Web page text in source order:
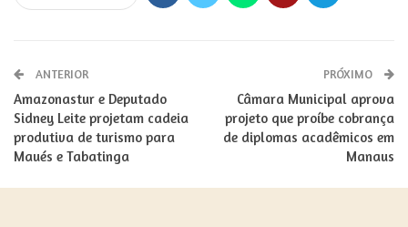
ANTERIOR
Amazonastur e Deputado
Sidney Leite projetam cadeia
produtiva de turismo para
Maués e Tabatinga
PRÓXIMO
Câmara Municipal aprova
projeto que proíbe cobrança
de diplomas acadêmicos em
Manaus